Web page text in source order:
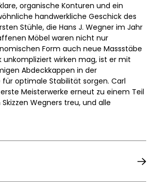
organische Konturen und ein
handwerkliche Geschick des
Stühle, die Hans J. Wegner im Jahr
Möbel waren nicht nur
Form auch neue Massstäbe
unkompliziert wirken mag, ist er mit
Abdeckkappen in der
optimale Stabilität sorgen. Carl
Meisterwerke erneut zu einem Teil
Wegners treu, und alle